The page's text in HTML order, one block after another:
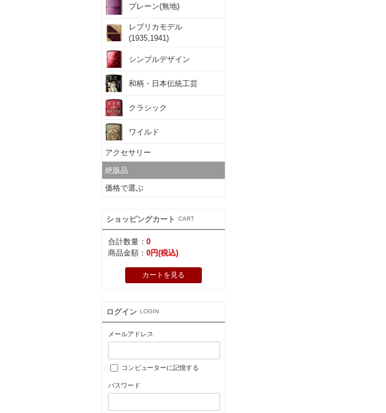
プレーン(無地)
レプリカモデル
(1935,1941)
シンプルデザイン
和柄・日本伝統工芸
クラシック
ワイルド
アクセサリー
絶版品
価格で選ぶ
ショッピングカート CART
合計数量： 0
商品金額： 0円(税込)
カートを見る
ログイン LOGIN
メールアドレス
コンピューターに記憶する
パスワード